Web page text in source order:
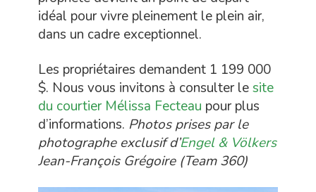
idéal pour vivre pleinement le plein air,
dans un cadre exceptionnel.
Les propriétaires demandent 1 199 000
$. Nous vous invitons à consulter lesite
du courtier Mélissa Fecteau pour plus
d’informations. Photos prises par le
photographe exclusif d’Engel & Völkers
Jean-François Grégoire (Team 360)